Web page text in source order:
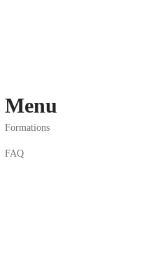
Menu
Formations
FAQ